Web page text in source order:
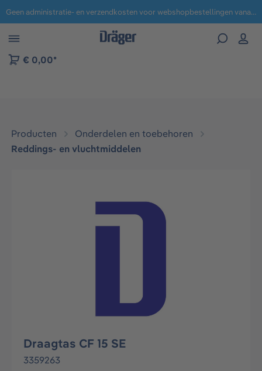
naar navigatie B2B-platform Geen administratie- en verzendkosten voor webshopbestellingen vanaf € 100,-.
€ 0,00*
Producten
Onderdelen en toebehoren
Reddings- en vluchtmiddelen​
Afbeeldingengalerij overslaan
Draagtas CF 15 SE
3359263